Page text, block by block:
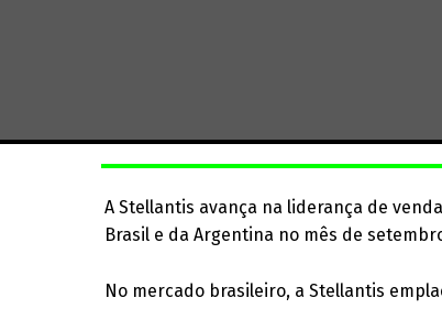
A Stellantis avança na liderança de
Brasil e da Argentina no mês de
No mercado brasileiro, a Stellantis